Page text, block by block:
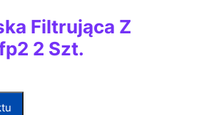
Filtrująca Z
2 Szt.